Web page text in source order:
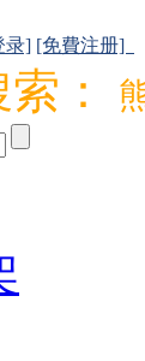
录] [免費注册]
：